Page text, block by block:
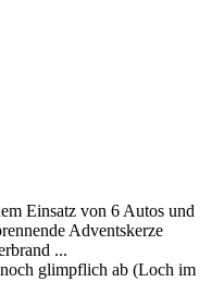
Einsatz von 6 Autos und
Adventskerze
...
glimpflich ab (Loch im